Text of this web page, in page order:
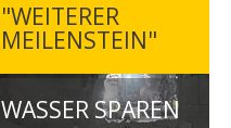
"WEITERER
MEILENSTEIN"
WASSER SPAREN